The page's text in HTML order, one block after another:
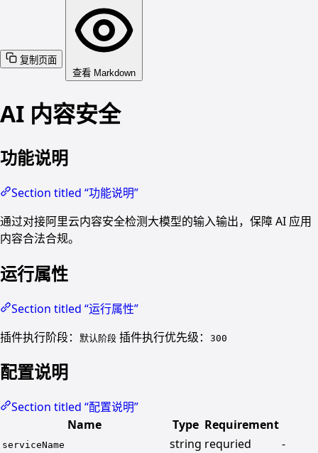
复制页面
查看 Markdown
AI 内容安全
功能说明
Section titled “功能说明”
通过对接阿里云内容安全检测大模型的输入输出，保障 AI 应用
内容合法合规。
运行属性
Section titled “运行属性”
插件执行阶段：
默认阶段 插件执行优先级： 300
配置说明
Section titled “配置说明”
Name
Type Requirement
serviceName string requried -